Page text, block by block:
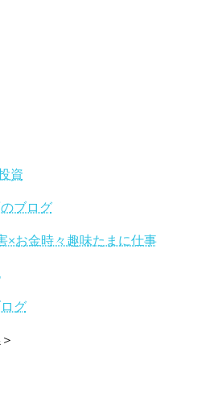
資
ブログ
×お金時々趣味たまに仕事
グ